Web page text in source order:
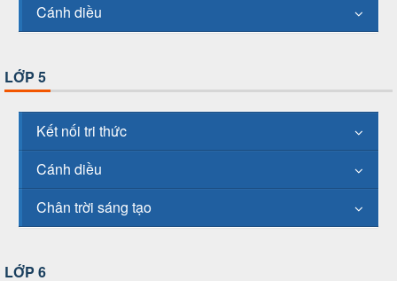
Cánh diều
LỚP 5
Kết nối tri thức
Cánh diều
Chân trời sáng tạo
LỚP 6